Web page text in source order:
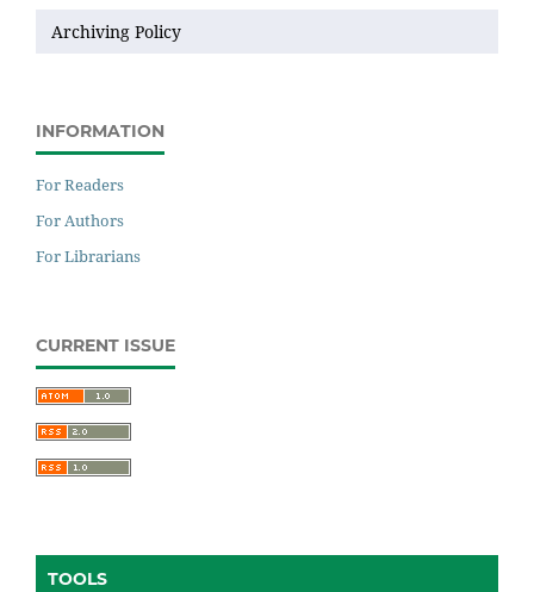
Archiving Policy
INFORMATION
For Readers
For Authors
For Librarians
CURRENT ISSUE
TOOLS